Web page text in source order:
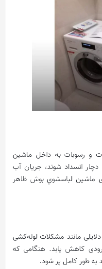
و رسوبات به داخل ماشین
دچار انسداد شوند، جریان آب
ماشین لباسشوي بوش ظاهر
مانند مشکلات لوله‌کشی
کاهش یابد. هنگامی که
به طور کامل پر شود.